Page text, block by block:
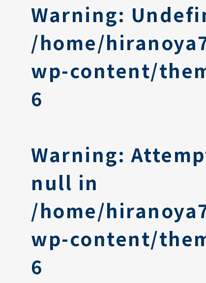
Warning:
/home/
wp-content/
6
Warning:
null in
/home/
wp-content/
6